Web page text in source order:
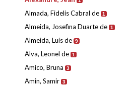
Almada, Fidelis Cabral de 1
Almeida, Josefina Duarte de 1
Almeida, Luís de 9
Alva, Leonel de 1
Amico, Bruna 3
Amin, Samir 3